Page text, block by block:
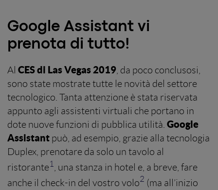
Google Assistant vi
prenota di tutto!
Al CES di Las Vegas 2019 , da poco conclusosi,
sono state mostrate tutte le novità del settore
tecnologico. Tanta attenzione è stata riservata
appunto agli assistenti virtuali che portano in
dote nuove funzioni di pubblica utilità. Google
Assistant può, ad esempio, grazie alla tecnologia
Duplex, prenotare da solo un tavolo al
ristorante1
, una stanza in hotel e, a breve, fare
anche il check-in del vostro volo2 (ma all’inizio